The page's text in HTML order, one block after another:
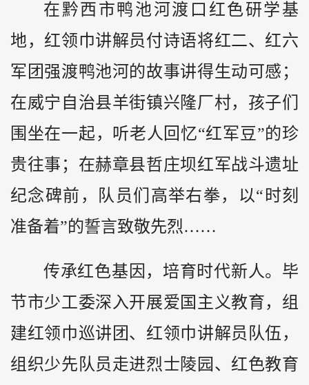
在黔西市鸭池河渡口红色研学基
地，红领巾讲解员付诗语将红二、红六
军团强渡鸭池河的故事讲得生动可感；
在威宁自治县羊街镇兴隆厂村，孩子们
围坐在一起，听老人回忆“红军豆”的珍
贵往事；在赫章县哲庄坝红军战斗遗址
纪念碑前，队员们高举右拳，以“时刻
准备着”的誓言致敬先烈……
传承红色基因，培育时代新人。毕
节市少工委深入开展爱国主义教育，组
建红领巾巡讲团、红领巾讲解员队伍，
组织少先队员走进烈士陵园、红色教育